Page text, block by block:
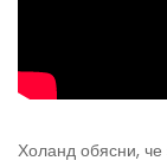
Холанд обясни, че